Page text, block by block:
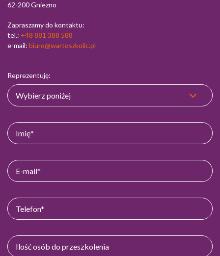
62-200 Gniezno
Zapraszamy do kontaktu:
tel.: +48 881 388 588
e-mail: biuro@wartoszkolic.pl
Reprezentuję: